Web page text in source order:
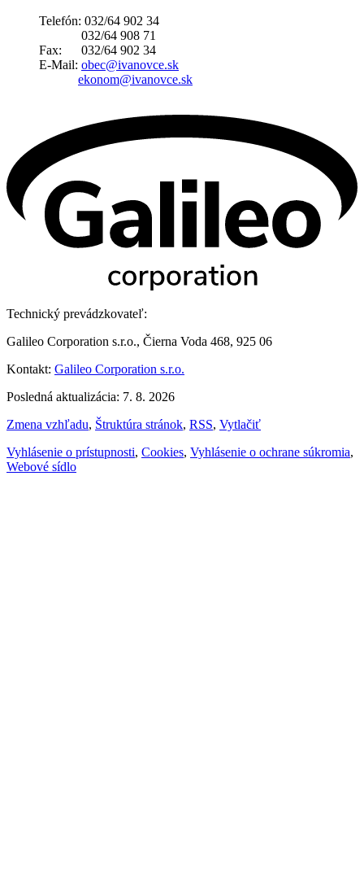
Telefón: 032/64 902 34
032/64 908 71
Fax: 032/64 902 34
E-Mail: obec@ivanovce.sk
ekonom@ivanovce.sk
Technický prevádzkovateľ:
Galileo Corporation s.r.o., Čierna Voda 468, 925 06
Kontakt: Galileo Corporation s.r.o.
Posledná aktualizácia: 7. 8. 2026
Zmena vzhľadu, Štruktúra stránok, RSS, Vytlačiť
Vyhlásenie o prístupnosti, Cookies, Vyhlásenie o ochrane súkromia,
Webové sídlo